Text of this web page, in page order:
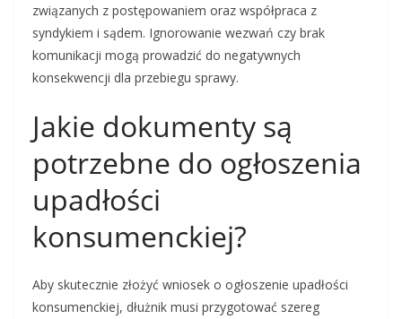
związanych z postępowaniem oraz współpraca z
syndykiem i sądem. Ignorowanie wezwań czy brak
komunikacji mogą prowadzić do negatywnych
konsekwencji dla przebiegu sprawy.
Jakie dokumenty są
potrzebne do ogłoszenia
upadłości
konsumenckiej?
Aby skutecznie złożyć wniosek o ogłoszenie upadłości
konsumenckiej, dłużnik musi przygotować szereg